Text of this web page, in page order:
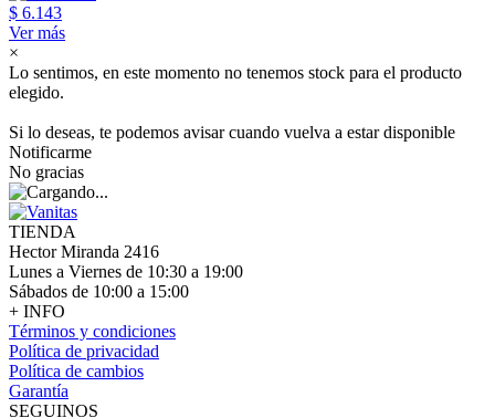
$ 6.143
Ver más
×
Lo sentimos, en este momento no tenemos stock para el producto
elegido.
Si lo deseas, te podemos avisar cuando vuelva a estar disponible
Notificarme
No gracias
TIENDA
Hector Miranda 2416
Lunes a Viernes de 10:30 a 19:00
Sábados de 10:00 a 15:00
+ INFO
Términos y condiciones
Política de privacidad
Política de cambios
Garantía
SEGUINOS